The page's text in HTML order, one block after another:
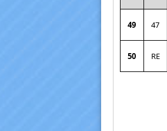
49 47
50 RE